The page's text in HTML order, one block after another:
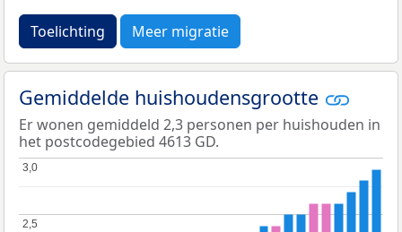
Toelichting Meer migratie
Gemiddelde huishoudensgrootte
Er wonen gemiddeld 2,3 personen per huishouden in
het postcodegebied 4613 GD.
2,5
2,5
3,0
3,0